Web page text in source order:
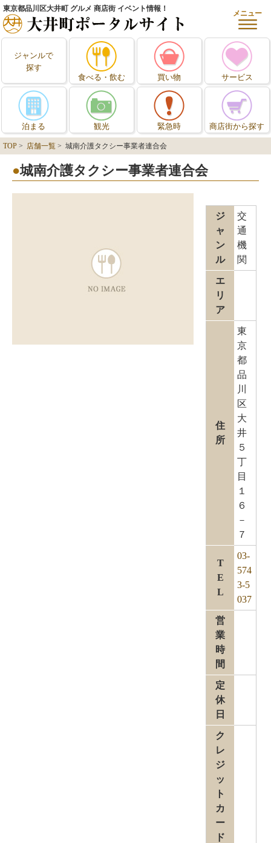
東京都品川区大井町 グルメ 商店街 イベント情報！
メニュー
ジャンルで
探す
食べる・飲む
買い物 サービス
泊まる 観光 緊急時 商店街から探す
TOP > 店舗一覧 > 城南介護タクシー事業者連合会
城南介護タクシー事業者連合会
ジ
ャ
ン
ル
交
通
機
関
エ
リ
ア
住
所
東
京
都
品
川
区
大
井
５
丁
目
１
６
－
７
T
E
L
03-
574
3-5
037
営
業
時
間
定
休
日
ク
レ
ジ
ッ
ト
カ
ー
ド